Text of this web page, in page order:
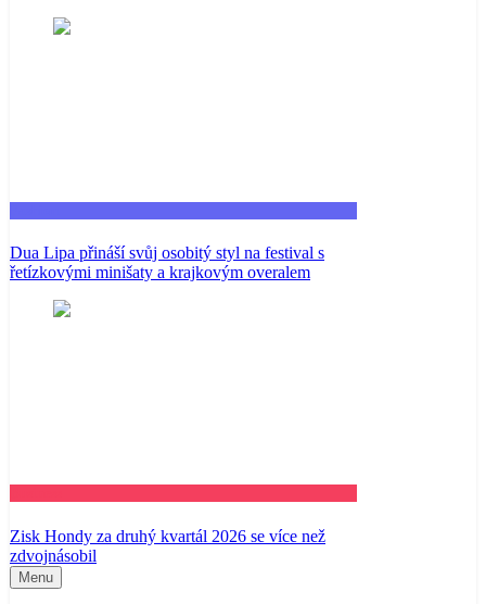
Dua Lipa přináší svůj osobitý styl na festival s
řetízkovými minišaty a krajkovým overalem
Zisk Hondy za druhý kvartál 2026 se více než
zdvojnásobil
Menu